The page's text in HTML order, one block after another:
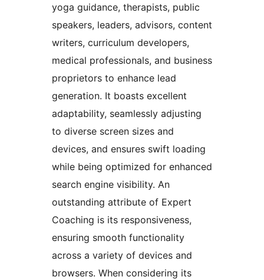
yoga guidance, therapists, public
speakers, leaders, advisors, content
writers, curriculum developers,
medical professionals, and business
proprietors to enhance lead
generation. It boasts excellent
adaptability, seamlessly adjusting
to diverse screen sizes and
devices, and ensures swift loading
while being optimized for enhanced
search engine visibility. An
outstanding attribute of Expert
Coaching is its responsiveness,
ensuring smooth functionality
across a variety of devices and
browsers. When considering its